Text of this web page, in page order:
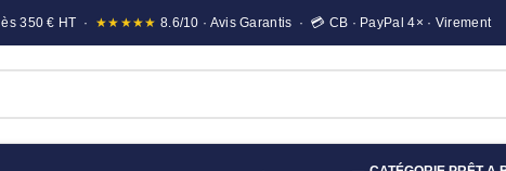
350 € HT · ★★★★★ 8.6/10 · Avis Garantis · 💳 CB · PayPal 4× · Virement